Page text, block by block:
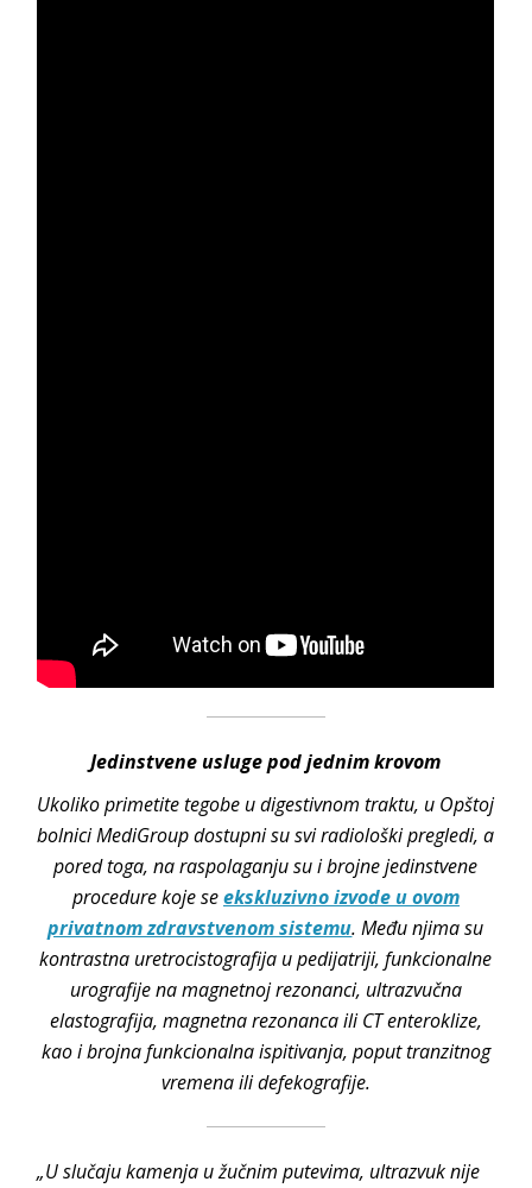
Jedinstvene usluge pod jednim krovom
Ukoliko primetite tegobe u digestivnom traktu, u Opštoj
bolnici MediGroup dostupni su svi radiološki pregledi, a
pored toga, na raspolaganju su i brojne jedinstvene
procedure koje seekskluzivno izvode u ovom
privatnom zdravstvenom sistemu. Među njima su
kontrastna uretrocistografija u pedijatriji, funkcionalne
urografije na magnetnoj rezonanci, ultrazvučna
elastografija, magnetna rezonanca ili CT enteroklize,
kao i brojna funkcionalna ispitivanja, poput tranzitnog
vremena ili defekografije.
„U slučaju kamenja u žučnim putevima, ultrazvuk nije